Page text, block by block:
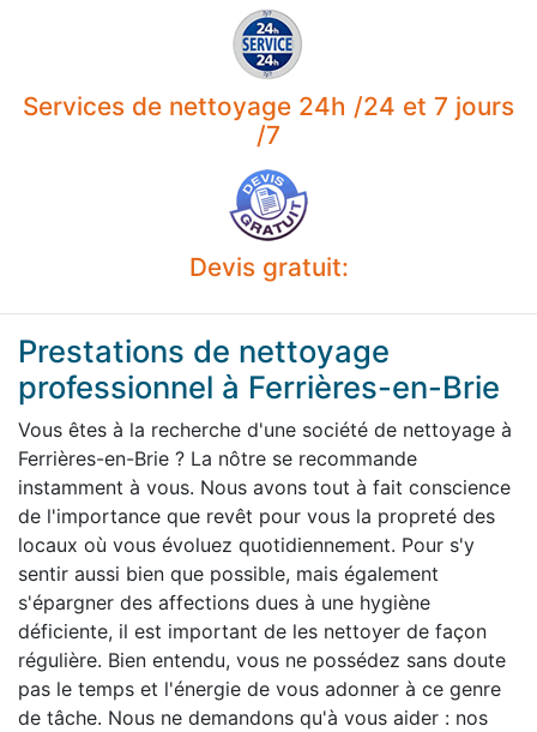
Services de nettoyage 24h /24 et 7 jours
/7
Devis gratuit:
Prestations de nettoyage
professionnel à Ferrières-en-Brie
Vous êtes à la recherche d'une société de nettoyage à
Ferrières-en-Brie ? La nôtre se recommande
instamment à vous. Nous avons tout à fait conscience
de l'importance que revêt pour vous la propreté des
locaux où vous évoluez quotidiennement. Pour s'y
sentir aussi bien que possible, mais également
s'épargner des affections dues à une hygiène
déficiente, il est important de les nettoyer de façon
régulière. Bien entendu, vous ne possédez sans doute
pas le temps et l'énergie de vous adonner à ce genre
de tâche. Nous ne demandons qu'à vous aider : nos